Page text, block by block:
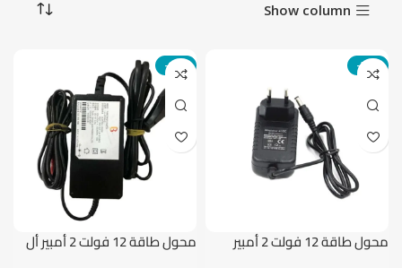
Show column
-25%
محول طاقة 12 فولت 2 أمبير
-10%
محول طاقة 12 فولت 2 أمبير أل